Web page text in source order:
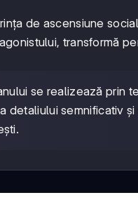
de ascensiune
transformă
se realizează prin
semnificativ